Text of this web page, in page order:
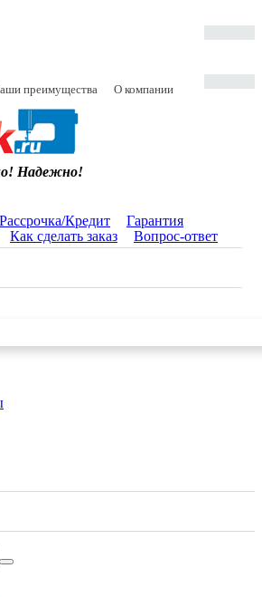
преимущества О компании
Надежно!
Рассрочка/Кредит
Гарантия
Как сделать заказ Вопрос-ответ